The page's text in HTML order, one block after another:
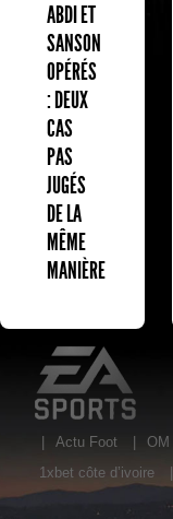
ABDI ET
SANSON
OPÉRÉS
: DEUX
CAS
PAS
JUGÉS
DE LA
MÊME
MANIÈRE
Actu Foot OM
1xbet côte d’ivoire